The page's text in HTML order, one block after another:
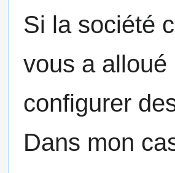
Si la société
vous a
configurer
Dans mon